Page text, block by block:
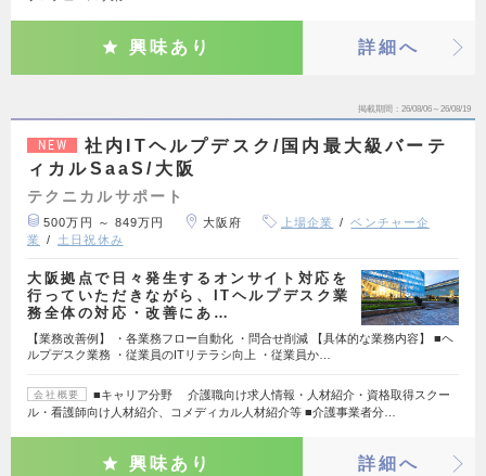
興味あり 詳細へ
掲載期間 26/08/06～26/08/19
NEW
社内ITヘルプデスク/国内最大級バーテ
ィカルSaaS/大阪
テクニカルサポート
500万円 ～ 849万円 大阪府 上場企業
ベンチャー企
業
土日祝休み
大阪拠点で日々発生するオンサイト対応を
行っていただきながら、ITヘルプデスク業
務全体の対応・改善にあ…
【業務改善例】 ・各業務フロー自動化 ・問合せ削減 【具体的な業務内容】 ■ヘ
ルプデスク業務 ・従業員のITリテラシ向上 ・従業員か…
会社概要
■キャリア分野 介護職向け求人情報・人材紹介・資格取得スクー
ル・看護師向け人材紹介、コメディカル人材紹介等 ■介護事業者分…
興味あり 詳細へ